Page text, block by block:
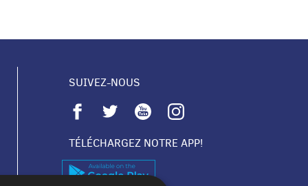
SUIVEZ-NOUS
TÉLÉCHARGEZ NOTRE APP!